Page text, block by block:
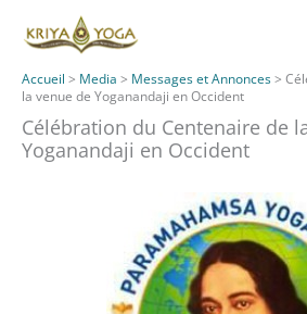
Accueil > Media > Messages et Annonces>
la venue de Yoganandaji en Occident
Célébration du Centenaire de
Yoganandaji en Occident